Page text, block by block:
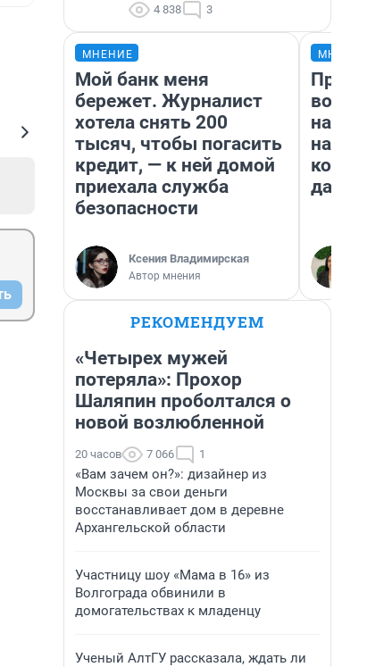
4 838 3
МНЕНИЕ
Мой банк меня
бережет. Журналист
хотела снять 200
тысяч, чтобы погасить
кредит, — к ней домой
приехала служба
безопасности
Ксения Владимирская
Автор мнения
нам
даже
РЕКОМЕНДУЕМ
«Четырех мужей
потеряла»: Прохор
Шаляпин проболтался о
новой возлюбленной
20 часов 7 066 1
«Вам зачем он?»: дизайнер из
Москвы за свои деньги
восстанавливает дом в деревне
Архангельской области
Участницу шоу «Мама в 16» из
Волгограда обвинили в
домогательствах к младенцу
Ученый АлтГУ рассказала, ждать ли